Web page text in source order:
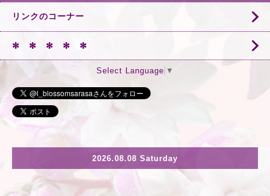
リンクのコーナー
✻ ✻ ✻ ✻ ✻
Select Language ▼
2026.08.08 Saturday